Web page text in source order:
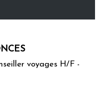
voyages H/F -